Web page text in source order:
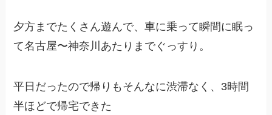
夕方までたくさん遊んで、車に乗って瞬間に眠っ
て名古屋〜神奈川あたりまでぐっすり。
平日だったので帰りもそんなに渋滞なく、3時間
半ほどで帰宅できた